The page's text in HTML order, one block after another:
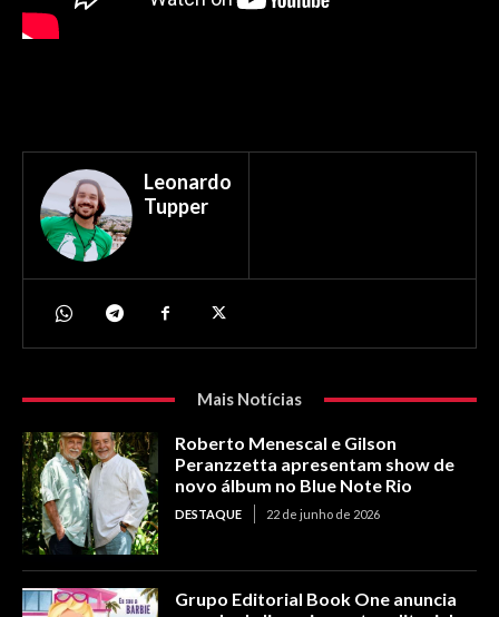
Leonardo
Tupper
Mais Notícias
Roberto Menescal e Gilson
Peranzzetta apresentam show de
novo álbum no Blue Note Rio
DESTAQUE 22 de junho de 2026
Grupo Editorial Book One anuncia